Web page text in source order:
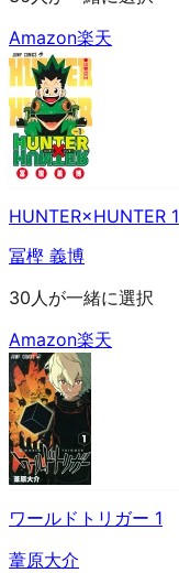
Amazon楽天
HUNTER×HUNTER 1
冨樫 義博
30人が一緒に選択
Amazon楽天
ワールドトリガー 1
葦原大介